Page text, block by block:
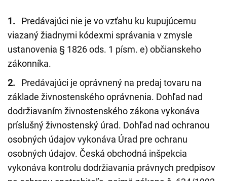
1.
Predávajúci nie je vo vzťahu ku kupujúcemu
viazaný žiadnymi kódexmi správania v zmysle
ustanovenia § 1826 ods. 1 písm. e) občianskeho
zákonníka.
2.
Predávajúci je oprávnený na predaj tovaru na
základe živnostenského oprávnenia. Dohľad nad
dodržiavaním živnostenského zákona vykonáva
príslušný živnostenský úrad. Dohľad nad ochranou
osobných údajov vykonáva Úrad pre ochranu
osobných údajov. Česká obchodná inšpekcia
vykonáva kontrolu dodržiavania právnych predpisov